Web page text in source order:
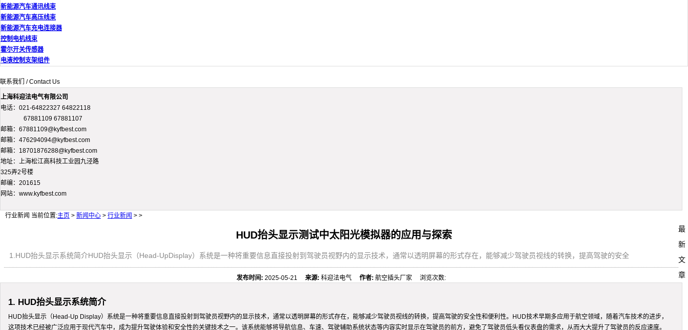
新能源汽车通讯线束
新能源汽车高压线束
新能源汽车充电连接器
控制电机线束
霍尔开关传感器
电液控制支架组件
联系我们 / Contact Us
上海科迎法电气有限公司
电话：021-64822327 64822118
67881109 67881107
邮箱：67881109@kyfbest.com
邮箱：476294094@kyfbest.com
邮箱：18701876288@kyfbest.com
地址：上海松江高科技工业园九泾路
325弄2号楼
邮编：201615
网站：www.kyfbest.com
行业新闻 当前位置:主页 > 新闻中心 > 行业新闻 > >
HUD抬头显示测试中太阳光模拟器的应用与探索
1.HUD抬头显示系统简介HUD抬头显示（Head-UpDisplay）系统是一种将重要信息直接投射到驾驶员视野内的显示技术，通常以透明屏幕的形式存在，能够减少驾驶员视线的转换，提高驾驶的安全
发布时间: 2025-05-21来源: 科迎法电气作者: 航空插头厂家 浏览次数:
1. HUD抬头显示系统简介
HUD抬头显示（Head-Up Display）系统是一种将重要信息直接投射到驾驶员视野内的显示技术，通常以透明屏幕的形式存在，能够减少驾驶员视线的转换，提高驾驶的安全性和便利性。HUD技术早期多应用于航空领域，随着汽车技术的进步，
这项技术已经被广泛应用于现代汽车中，成为提升驾驶体验和安全性的关键技术之一。该系统能够将导航信息、车速、驾驶辅助系统状态等内容实时显示在驾驶员的前方，避免了驾驶员低头看仪表盘的需求，从而大大提升了驾驶员的反应速度。
最
新
文
章